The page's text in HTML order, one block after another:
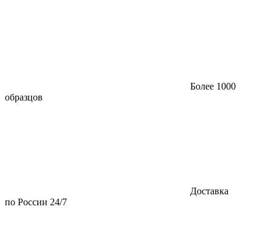
Более 1000
образцов
Доставка
по России 24/7